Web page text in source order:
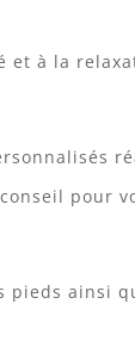
et à la
pour
ainsi